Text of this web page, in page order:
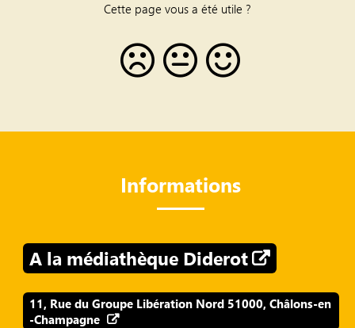
Cette page vous a été utile ?
Informations
A la médiathèque Diderot
11, Rue du Groupe Libération Nord 51000, Châlons-en
-Champagne